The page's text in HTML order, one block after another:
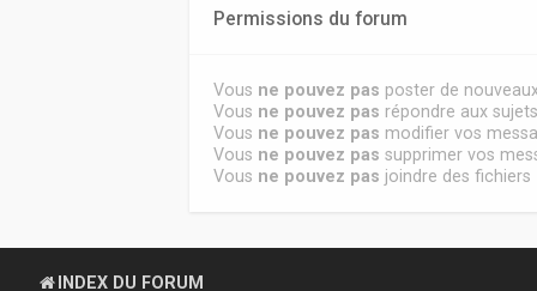
Permissions du forum
Vous ne pouvez pas poster de
Vous ne pouvez pas répondre aux
Vous ne pouvez pas modifier vos
Vous ne pouvez pas supprimer vos
Vous ne pouvez pas joindre des fichiers
INDEX DU FORUM